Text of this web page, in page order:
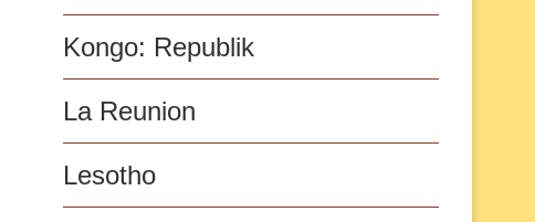
Kongo: Republik
La Reunion
Lesotho